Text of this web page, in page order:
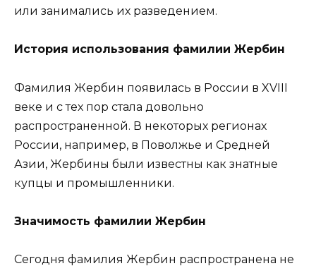
или занимались их разведением.
История использования фамилии Жербин
Фамилия Жербин появилась в России в XVIII
веке и с тех пор стала довольно
распространенной. В некоторых регионах
России, например, в Поволжье и Средней
Азии, Жербины были известны как знатные
купцы и промышленники.
Значимость фамилии Жербин
Сегодня фамилия Жербин распространена не